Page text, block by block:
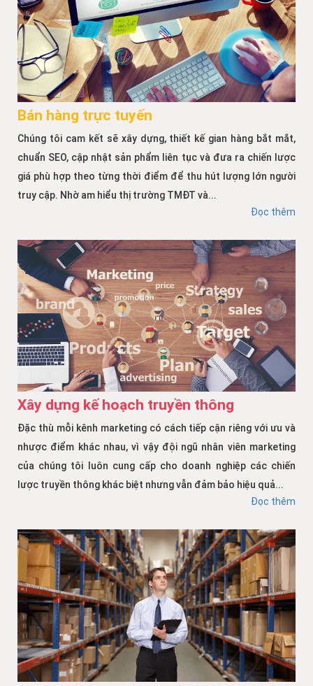
Bán hàng trực tuyến
Chúng tôi cam kết sẽ xây dựng, thiết kế gian hàng bắt mắt,
chuẩn SEO, cập nhật sản phẩm liên tục và đưa ra chiến lược
giá phù hợp theo từng thời điểm để thu hút lượng lớn người
truy cập. Nhờ am hiểu thị trường TMĐT và...
Đọc thêm
Xây dựng kế hoạch truyền thông
Đặc thù mỗi kênh marketing có cách tiếp cận riêng với ưu và
nhược điểm khác nhau, vì vậy đội ngũ nhân viên marketing
của chúng tôi luôn cung cấp cho doanh nghiệp các chiến
lược truyền thông khác biệt nhưng vẫn đảm bảo hiệu quả...
Đọc thêm